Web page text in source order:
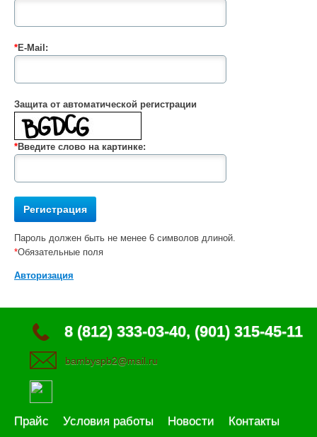
*E-Mail:
Защита от автоматической регистрации
*Введите слово на картинке:
Пароль должен быть не менее 6 символов длиной.
*Обязательные поля
Авторизация
8 (812) 333-03-40, (901) 315-45-11
bambyspb2@mail.ru
Прайс Условия работы Новости Контакты